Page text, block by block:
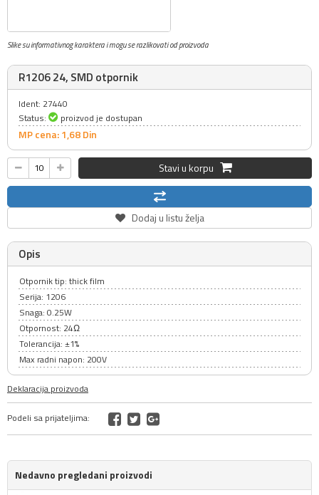
Slike su informativnog karaktera i mogu se razlikovati od proizvoda
R1206 24, SMD otpornik
Ident: 27440
Status:
proizvod je dostupan
MP cena: 1,68Din
Stavi u korpu
Dodaj u listu želja
Opis
Otpornik tip: thick film
Serija: 1206
Snaga: 0.25W
Otpornost: 24Ω
Tolerancija: ±1%
Max radni napon: 200V
Deklaracija proizvoda
Podeli sa prijateljima:
Nedavno pregledani proizvodi